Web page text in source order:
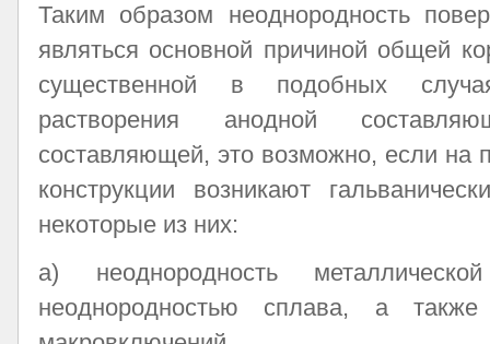
Таким образом неоднородность
являться основной причиной общей
существенной в подобных
растворения анодной
составляющей, это возможно, если на
конструкции возникают
некоторые из них:
а) неоднородность
неоднородностью сплава, а